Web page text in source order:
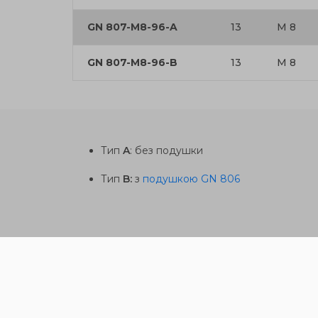
GN 807-M8-96-A 13 M 8
GN 807-M8-96-B 13 M 8
Тип A: без подушки
Тип B: з подушкою GN 806